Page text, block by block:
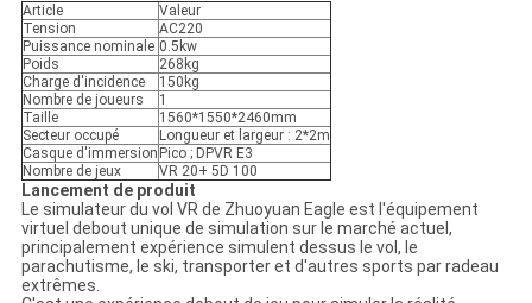
Article
Valeur
Tension
AC220
Puissance nominale 0.5kw
Poids
268kg
Charge d'incidence
150kg
Nombre de joueurs
1
Taille
1560*1550*2460mm
Secteur occupé
Longueur et largeur : 2*2m
Casque d'immersion Pico ; DPVR E3
Nombre de jeux
VR 20+ 5D 100
Lancement de produit
Le simulateur du vol VR de Zhuoyuan Eagle est l'équipement
virtuel debout unique de simulation sur le marché actuel,
principalement expérience simulent dessus le vol, le
parachutisme, le ski, transporter et d'autres sports par radeau
extrêmes.